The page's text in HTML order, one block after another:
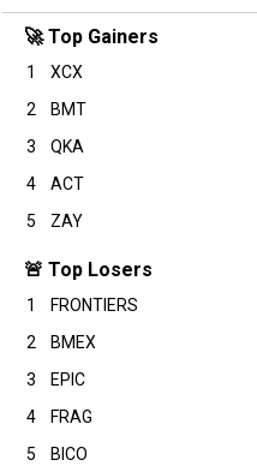
🚀 Top Gainers
1 XCX
2
BMT
3
QKA
4
ACT
5
ZAY
🚨 Top Losers
1 FRONTIERS
2
BMEX
3
EPIC
4
FRAG
5
BICO